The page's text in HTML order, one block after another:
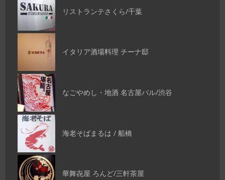
リストランテさくら/千葉
イタリア酒場料理 チーナ邸
なごやめし・地酒 名古屋バル/渋谷
海老そばまるは / 船橋
華舞㐂屋 ろんど/三軒茶屋